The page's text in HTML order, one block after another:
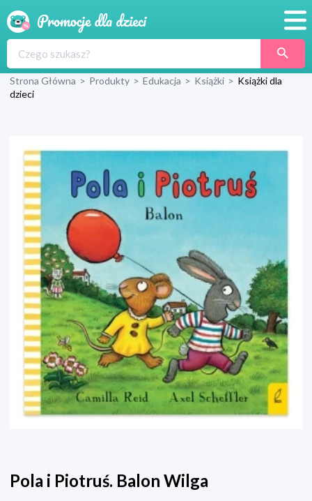
Produkty
Blog
Wyprawka
Strona Główna > Produkty > Edukacja > Książki > Książki dla
dzieci
Pola i Piotruś. Balon Wilga